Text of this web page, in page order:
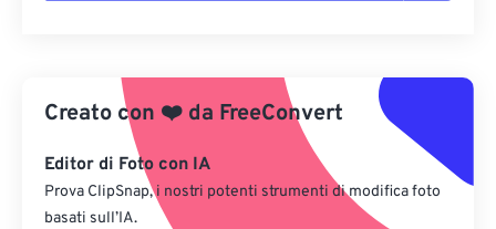
Applica da preimpostazione
Salva come predefinito
Creato con ❤️ da FreeConvert
Editor di Foto con IA
Prova ClipSnap, i nostri potenti strumenti di modifica foto
basati sull’IA.